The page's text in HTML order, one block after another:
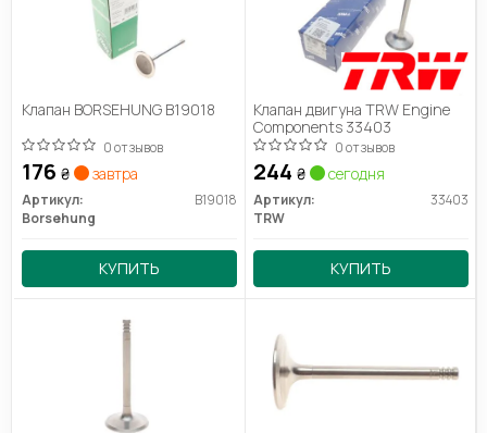
Клапан BORSEHUNG B19018
0 отзывов
176 ₴ завтра
Артикул:
B19018
Borsehung
КУПИТЬ
Клапан двигуна TRW Engine
Components 33403
0 отзывов
244 ₴ сегодня
Артикул:
33403
TRW
КУПИТЬ